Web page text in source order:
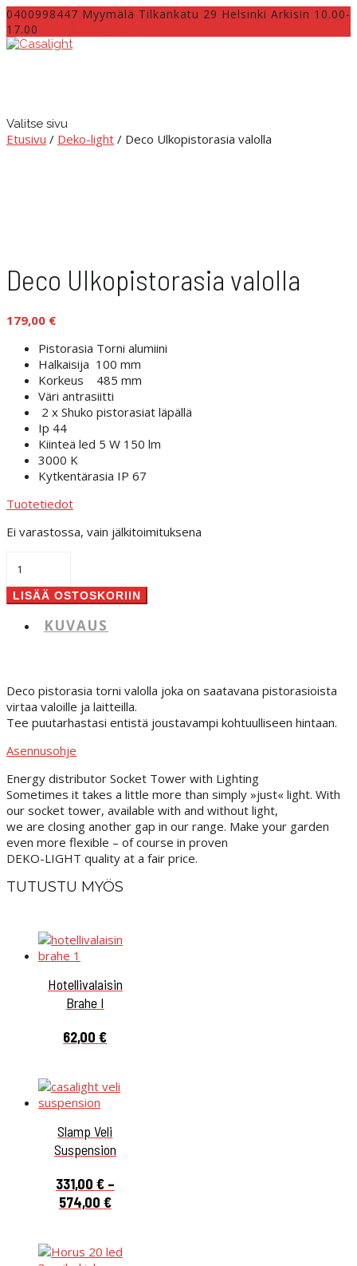
0400998447 Myymälä Tilkankatu 29 Helsinki Arkisin 10.00-
17.00
Valitse sivu
Etusivu / Deko-light / Deco Ulkopistorasia valolla
Deco Ulkopistorasia valolla
179,00 €
Pistorasia Torni alumiini
Halkaisija 100 mm
Korkeus 485 mm
Väri antrasiitti
2 x Shuko pistorasiat läpällä
Ip 44
Kiinteä led 5 W 150 lm
3000 K
Kytkentärasia IP 67
Tuotetiedot
Ei varastossa, vain jälkitoimituksena
Ulkopistorasia
valolla
määrä
LISÄÄ OSTOSKORIIN
KUVAUS
Deco pistorasia torni valolla joka on saatavana pistorasioista
virtaa valoille ja laitteilla.
Tee puutarhastasi entistä joustavampi kohtuulliseen hintaan.
Asennusohje
Energy distributor Socket Tower with Lighting
Sometimes it takes a little more than simply »just« light. With
our socket tower, available with and without light,
we are closing another gap in our range. Make your garden
even more flexible – of course in proven
DEKO-LIGHT quality at a fair price.
TUTUSTU MYÖS
Hotellivalaisin
Brahe I
62,00€
Slamp Veli
Suspension
331,00 € –
574,00 €Hintaluokka:
574,00 €